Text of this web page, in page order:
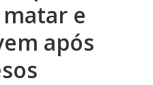
e
após